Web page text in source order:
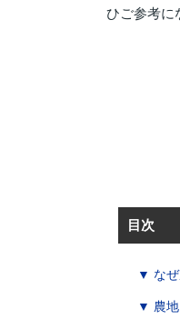
ひご参考に
目次
▼ なぜ
▼ 農地